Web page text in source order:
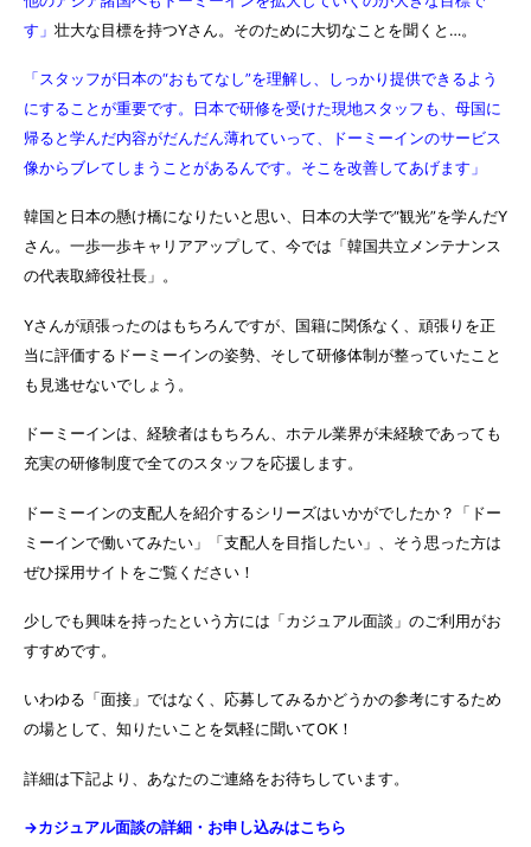
す」 壮大な目標を持つYさん。そのために大切なことを聞くと…。
「スタッフが日本の“おもてなし”を理解し、しっかり提供できるよう
にすることが重要です。日本で研修を受けた現地スタッフも、母国に
帰ると学んだ内容がだんだん薄れていって、ドーミーインのサービス
像からブレてしまうことがあるんです。そこを改善してあげます」
韓国と日本の懸け橋になりたいと思い、日本の大学で“観光”を学んだY
さん。一歩一歩キャリアアップして、今では「韓国共立メンテナンス
の代表取締役社長」。
Yさんが頑張ったのはもちろんですが、国籍に関係なく、頑張りを正
当に評価するドーミーインの姿勢、そして研修体制が整っていたこと
も見逃せないでしょう。
ドーミーインは、経験者はもちろん、ホテル業界が未経験であっても
充実の研修制度で全てのスタッフを応援します。
ドーミーインの支配人を紹介するシリーズはいかがでしたか？「ドー
ミーインで働いてみたい」「支配人を目指したい」、そう思った方は
ぜひ採用サイトをご覧ください！
少しでも興味を持ったという方には「カジュアル面談」のご利用がお
すすめです。
いわゆる「面接」ではなく、応募してみるかどうかの参考にするため
の場として、知りたいことを気軽に聞いてOK！
詳細は下記より、あなたのご連絡をお待ちしています。
→カジュアル面談の詳細・お申し込みはこちら